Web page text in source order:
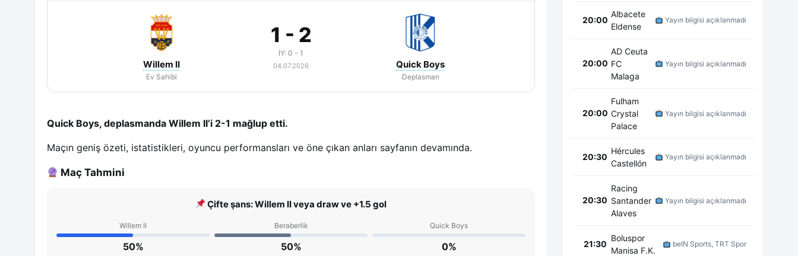
Willem II
Ev Sahibi
1 - 2
İY: 0 - 1
04.07.2026 Quick Boys
Deplasman
Quick Boys, deplasmanda Willem II’i 2-1 mağlup etti.
Maçın geniş özeti, istatistikleri, oyuncu performansları ve öne çıkan anları sayfanın devamında.
Maç Tahmini
Çifte şans: Willem II veya draw ve +1.5 gol
Willem II
50%
Beraberlik
50%
Quick Boys
0%
20:00
Albacete
Eldense
Yayın bilgisi açıklanmadı
20:00
AD Ceuta
FC
Malaga
Yayın bilgisi açıklanmadı
20:00
Fulham
Crystal
Palace
Yayın bilgisi açıklanmadı
20:30
Hércules
Castellón
Yayın bilgisi açıklanmadı
20:30
Racing
Santander
Alaves
Yayın bilgisi açıklanmadı
21:30
Boluspor
Manisa F.K.
beIN Sports, TRT Spor